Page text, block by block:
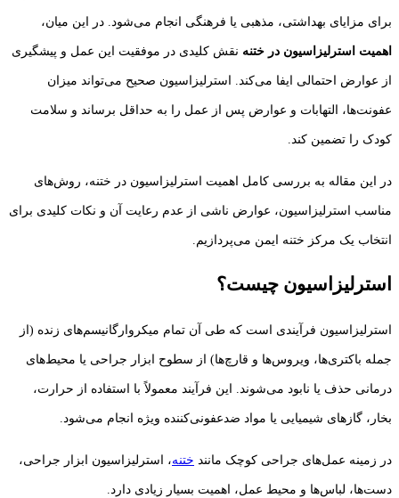
برای مزایای بهداشتی، مذهبی یا فرهنگی انجام می‌شود. در این میان،
اهمیت استرلیزاسیون در ختنه نقش کلیدی در موفقیت این عمل و پیشگیری
از عوارض احتمالی ایفا می‌کند. استرلیزاسیون صحیح می‌تواند میزان
عفونت‌ها، التهابات و عوارض پس از عمل را به حداقل برساند و سلامت
کودک را تضمین کند.
در این مقاله به بررسی کامل اهمیت استرلیزاسیون در ختنه، روش‌های
مناسب استرلیزاسیون، عوارض ناشی از عدم رعایت آن و نکات کلیدی برای
انتخاب یک مرکز ختنه ایمن می‌پردازیم.
استرلیزاسیون چیست؟
استرلیزاسیون فرآیندی است که طی آن تمام میکروارگانیسم‌های زنده (از
جمله باکتری‌ها، ویروس‌ها و قارچ‌ها) از سطوح ابزار جراحی یا محیط‌های
درمانی حذف یا نابود می‌شوند. این فرآیند معمولاً با استفاده از حرارت،
بخار، گازهای شیمیایی یا مواد ضدعفونی‌کننده ویژه انجام می‌شود.
در زمینه عمل‌های جراحی کوچک مانند ختنه، استرلیزاسیون ابزار جراحی،
دست‌ها، لباس‌ها و محیط عمل، اهمیت بسیار زیادی دارد.